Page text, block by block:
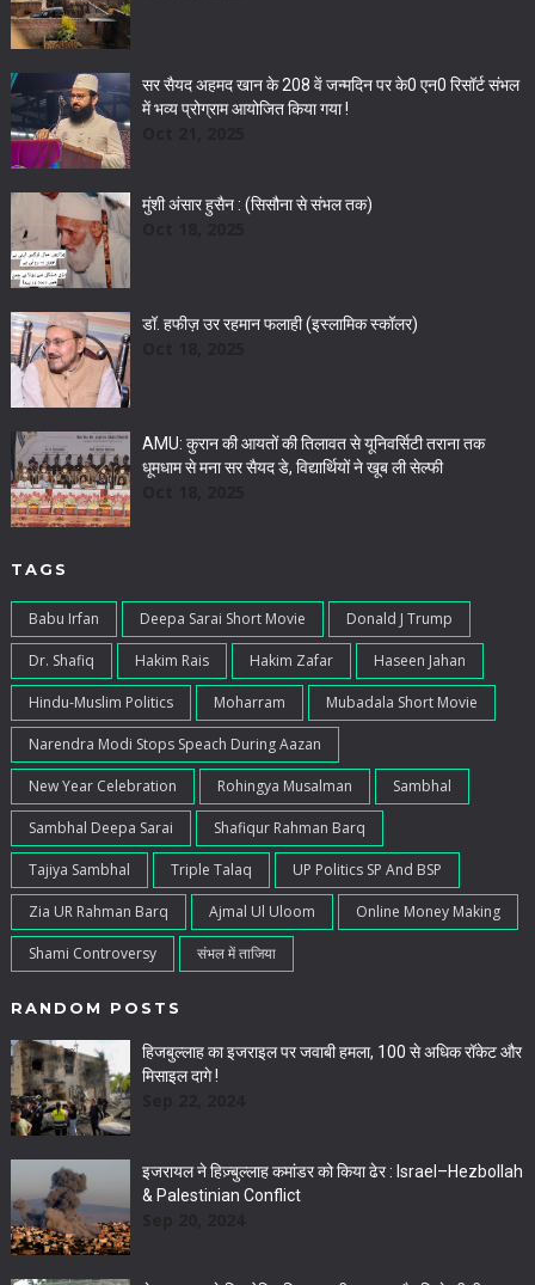
सर सैयद अहमद खान के 208 वें जन्मदिन पर के0 एन0 रिसॉर्ट संभल
में भव्य प्रोग्राम आयोजित किया गया !
मुंशी अंसार हुसैन : (सिसौना से संभल तक)
डॉ. हफीज़ उर रहमान फलाही (इस्लामिक स्कॉलर)
AMU: कुरान की आयतों की तिलावत से यूनिवर्सिटी तराना तक
धूमधाम से मना सर सैयद डे, विद्यार्थियों ने खूब ली सेल्फी
TAGS
Babu Irfan Deepa Sarai Short Movie Donald J Trump
Dr. Shafiq Hakim Rais Hakim Zafar Haseen Jahan
Hindu-Muslim Politics Moharram Mubadala Short Movie
Narendra Modi Stops Speach During Aazan
New Year Celebration Rohingya Musalman Sambhal
Sambhal Deepa Sarai Shafiqur Rahman Barq
Tajiya Sambhal Triple Talaq UP Politics SP And BSP
Zia UR Rahman Barq Ajmal Ul Uloom Online Money Making
Shami Controversy संभल में ताजिया
RANDOM POSTS
हिजबुल्लाह का इजराइल पर जवाबी हमला, 100 से अधिक रॉकेट और
मिसाइल दागे !
इजरायल ने हिज़्बुल्लाह कमांडर को किया ढेर : Israel–Hezbollah
& Palestinian Conflict